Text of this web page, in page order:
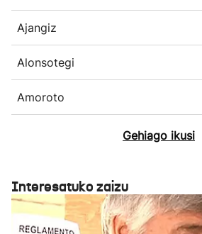
Ajangiz
Alonsotegi
Amoroto
Gehiago ikusi
Interesatuko zaizu